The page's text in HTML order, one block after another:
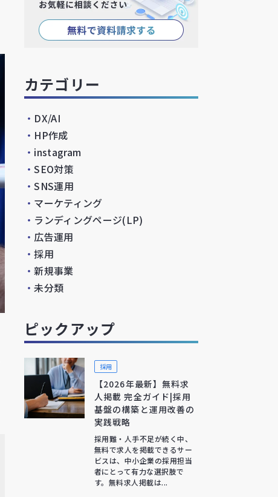
カテゴリー
・ DX/AI
・ HP作成
・ instagram
・SEO対策
・SNS運用
・ マーケティング
・ ランディングページ(LP)
・ 広告運用
・採用
・新規事業
・未分類
ピックアップ
採用
【2026年最新】無料求
人掲載 完全ガイド|採用
基盤の構築と運用改善の
実践戦略
採用難・人手不足が続く中、
無料で求人を掲載できるサー
ビスは、中小企業の採用担当
者にとって有力な選択肢で
す。無料求人掲載は...